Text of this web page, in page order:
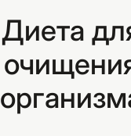
Диета